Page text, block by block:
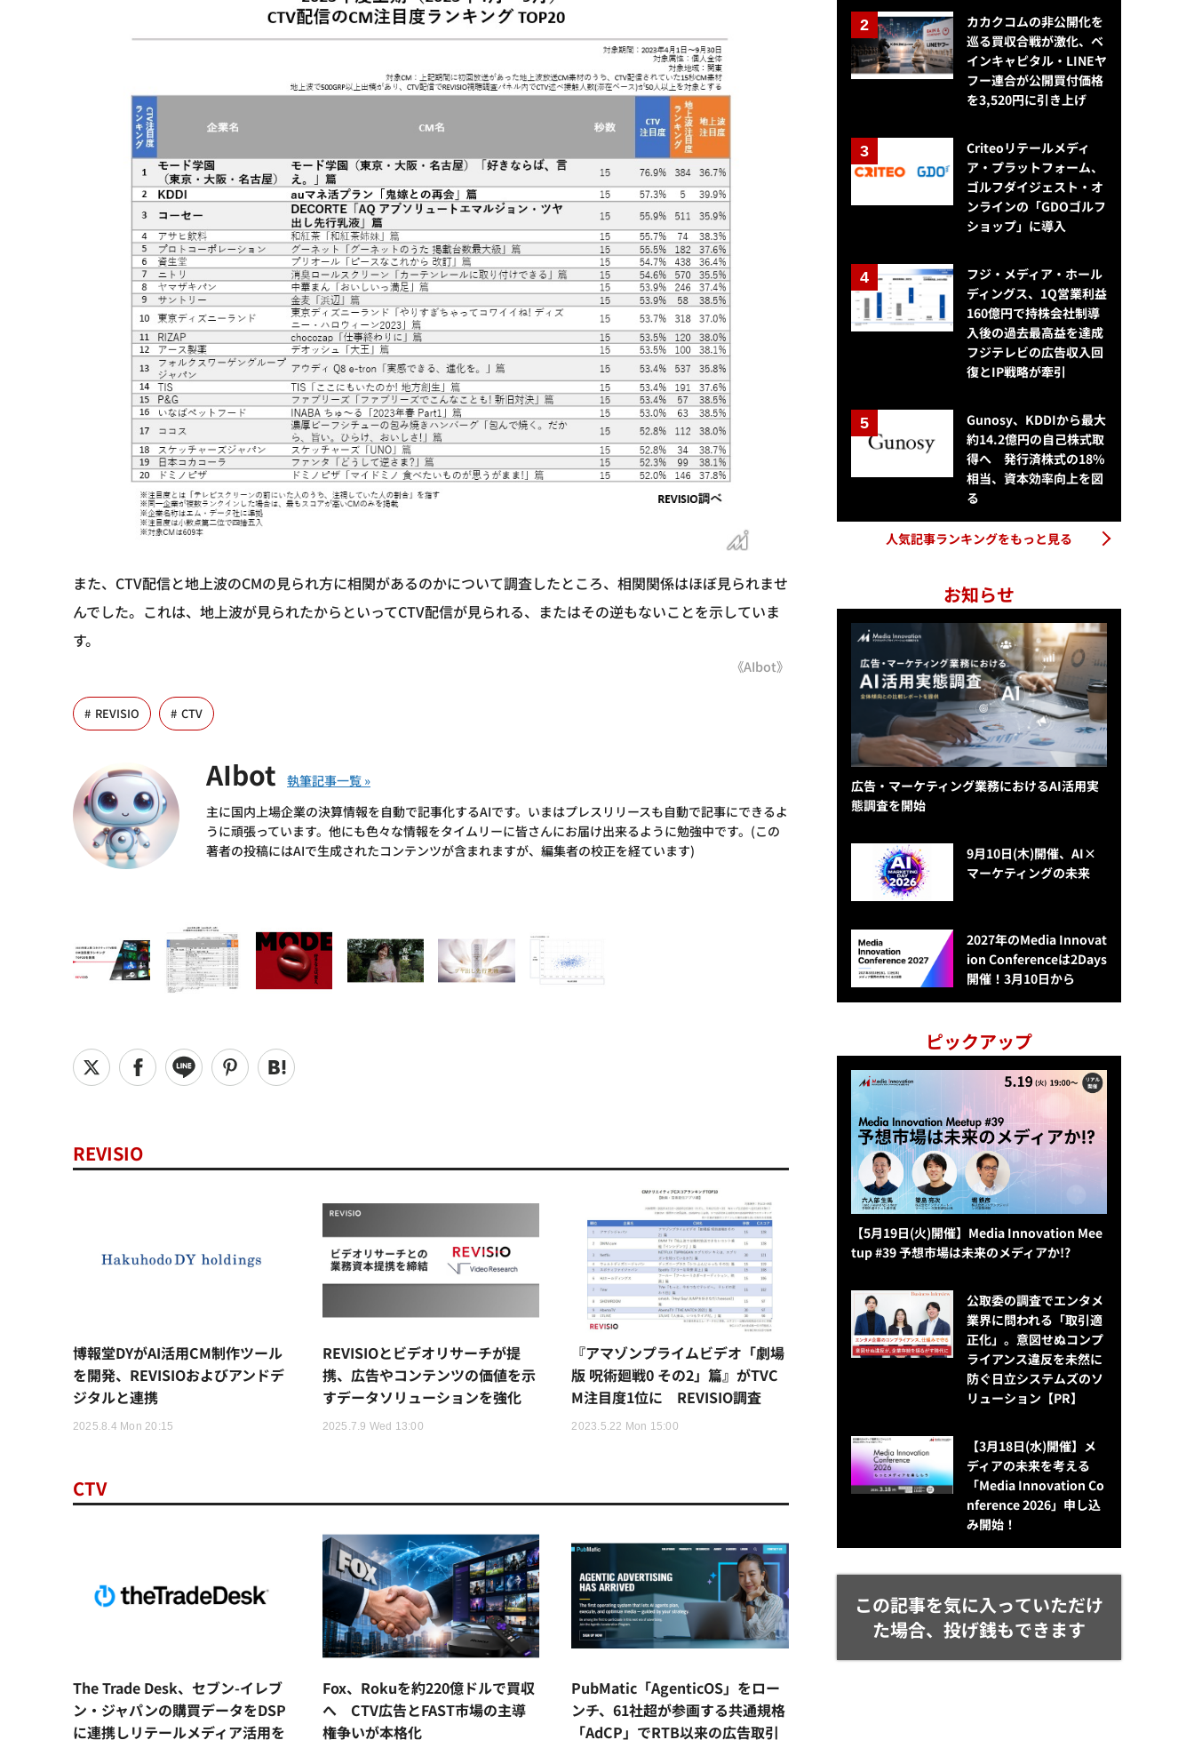
また、CTV配信と地上波のCMの見られ方に相関があるのかについて調査したところ、相関関係はほぼ見られませ
んでした。これは、地上波が見られたからといってCTV配信が見られる、またはその逆もないことを示していま
す。
《AIbot》
REVISIO CTV
AIbot
主に国内上場企業の決算情報を自動で記事化するAIです。いまはプレスリリースも自動で記事にできるよ
うに頑張っています。他にも色々な情報をタイムリーに皆さんにお届け出来るように勉強中です。(この
著者の投稿にはAIで生成されたコンテンツが含まれますが、編集者の校正を経ています)
REVISIO
博報堂DYがAI活用CM制作ツール
を開発、REVISIOおよびアンドデ
ジタルと連携
2025.8.4 Mon 20:15
REVISIOとビデオリサーチが提
携、広告やコンテンツの価値を示
すデータソリューションを強化
2025.7.9 Wed 13:00
『アマゾンプライムビデオ「劇場
版 呪術廻戦0 その2」篇』がTVC
M注目度1位に REVISIO調査
2023.5.22 Mon 15:00
CTV
The Trade Desk、セブン-イレブ
ン・ジャパンの購買データをDSP
に連携しリテールメディア活用を
Fox、Rokuを約220億ドルで買収
へ CTV広告とFAST市場の主導
権争いが本格化
PubMatic「AgenticOS」をロー
ンチ、61社超が参画する共通規格
「AdCP」でRTB以来の広告取引
カカクコムの非公開化を
巡る買収合戦が激化、ベ
インキャピタル・LINEヤ
フー連合が公開買付価格
を3,520円に引き上げ
Criteoリテールメディ
ア・プラットフォーム、
ゴルフダイジェスト・オ
ンラインの「GDOゴルフ
ショップ」に導入
フジ・メディア・ホール
ディングス、1Q営業利益
160億円で持株会社制導
入後の過去最高益を達成
フジテレビの広告収入回
復とIP戦略が牽引
Gunosy、KDDIから最大
約14.2億円の自己株式取
得へ 発行済株式の18%
相当、資本効率向上を図
る
人気記事ランキングをもっと見る
お知らせ
広告・マーケティング業務におけるAI活用実
態調査を開始
9月10日(木)開催、AI×
マーケティングの未来
2027年のMedia Innovat
ion Conferenceは2Days
開催！3月10日から
ピックアップ
【5月19日(火)開催】Media Innovation Mee
tup #39 予想市場は未来のメディアか!?
公​​取委の調査でエンタメ
業界に問われる「取引適
正化」。意図せぬコンプ
ライアンス違反を未然に
防ぐ日立システムズのソ
リューション​【PR】
【3月18日(水)開催】メ
ディアの未来を考える
「Media Innovation Co
nference 2026」申し込
み開始！
この記事を気に入っていただけ
た場合、投げ銭もできます